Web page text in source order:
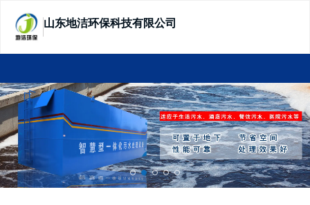
山东地洁环保科技有限公司